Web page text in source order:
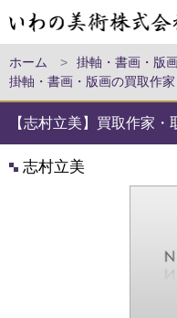
ホーム > 掛軸・書画・版
掛軸・書画・版画の買取作
【志村立美】買取作家
志村立美